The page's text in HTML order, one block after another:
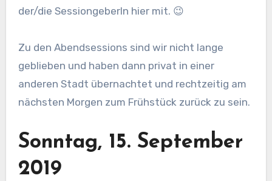
der/die SessiongeberIn hier mit. 😉
Zu den Abendsessions sind wir nicht lange
geblieben und haben dann privat in einer
anderen Stadt übernachtet und rechtzeitig am
nächsten Morgen zum Frühstück zurück zu sein.
Sonntag, 15. September
2019